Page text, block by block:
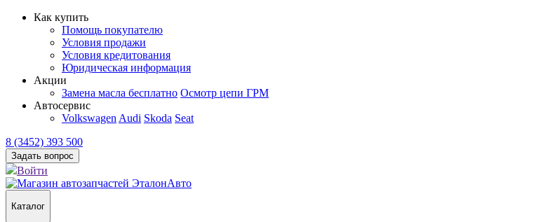
Как купить
Помощь покупателю
Условия продажи
Условия кредитования
Юридическая информация
Акции
Замена масла бесплатно Осмотр цепи ГРМ
Автосервис
Volkswagen Audi Skoda Seat
8 (3452) 393 500
Задать вопрос
Войти
Каталог